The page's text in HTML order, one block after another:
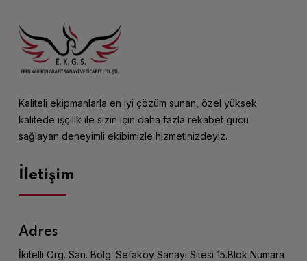
Kaliteli ekipmanlarla en iyi çözüm sunan, özel yüksek
kalitede işçilik ile sizin için daha fazla rekabet gücü
sağlayan deneyimli ekibimizle hizmetinizdeyiz.
İletişim
Adres
İkitelli Org. San. Bölg. Sefaköy Sanayi Sitesi 15.Blok Numara